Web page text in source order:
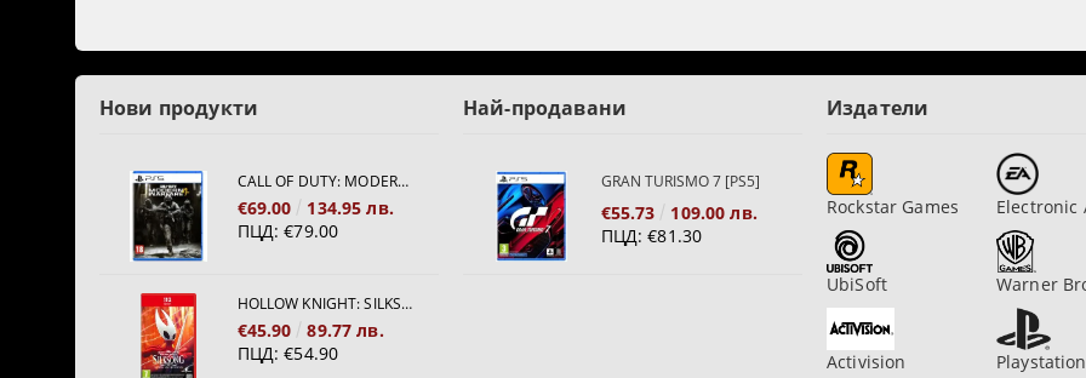
Нови продукти
CALL OF DUTY: MODERN WARFARE 4[PS5]
€69.00
134.95 лв.
ПЦД: €79.00
HOLLOW KNIGHT: SILKSONG [NINTENDO SWITCH 2]
€45.90
89.77 лв.
ПЦД: €54.90
Най-продавани
GRAN TURISMO 7 [PS5]
€55.73
109.00 лв.
ПЦД: €81.30
Издатели
Rockstar Games Electronic
UbiSoft Warner
Activision Playstation